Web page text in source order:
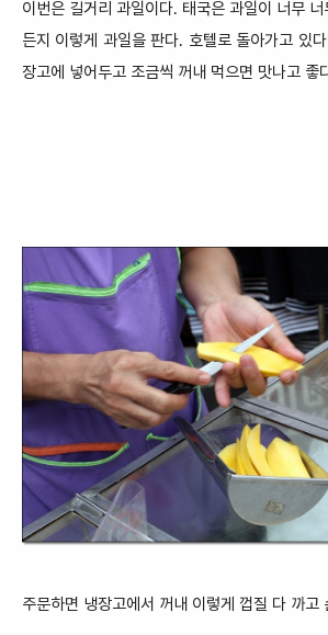
이번은 길거리 과일이다. 태국은 과일이 너무
든지 이렇게 과일을 판다. 호텔로 돌아가고 있
장고에 넣어두고 조금씩 꺼내 먹으면 맛나고 좋
주문하면 냉장고에서 꺼내 이렇게 껍질 다 까고